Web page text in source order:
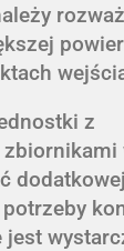
z
dodatkowej
jest